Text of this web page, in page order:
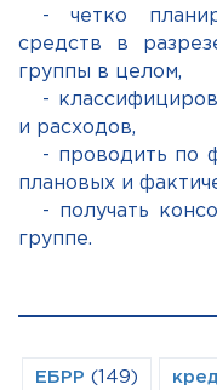
- четко
средств в
группы в целом,
-
и расходов,
- проводить по
плановых и
- получать
группе.
ЕБРР (149)